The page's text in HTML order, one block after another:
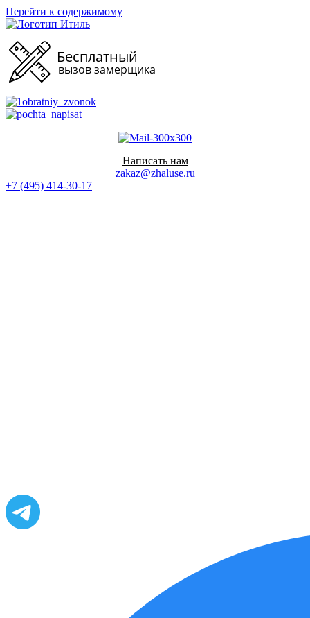
Перейти к содержимому
Написать нам
zakaz@zhaluse.ru
+7 (495) 414-30-17‬